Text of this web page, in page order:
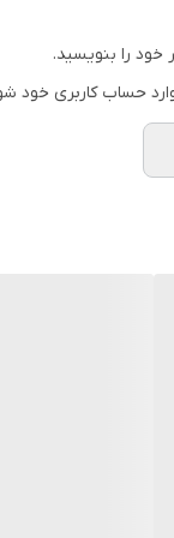
را بنویسید.
حساب کاربری خود